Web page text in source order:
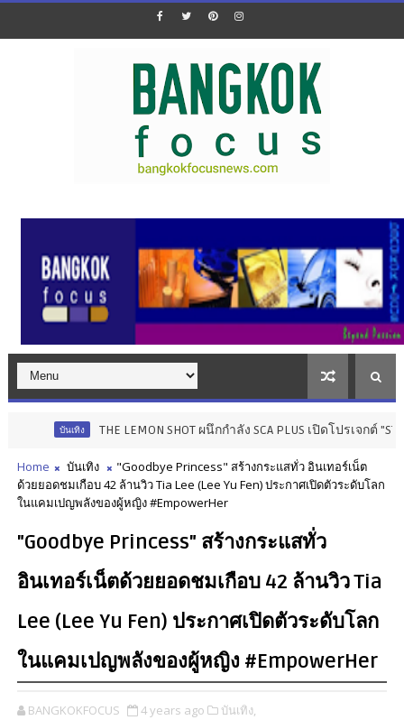
THE LEMON SHOT ผนึกกำลัง SCA PLUS เปิดโปรเจกต์
Home บันเทิง
"Goodbye Princess" สร้างกระแสทั่ว อินเทอร์เน็ต
ด้วยยอดชมเกือบ 42 ล้านวิว Tia Lee (Lee Yu Fen) ประกาศเปิดตัวระดับโลก
ในแคมเปญพลังของผู้หญิง #EmpowerHer
"Goodbye Princess" สร้างกระแสทั่ว
อินเทอร์เน็ตด้วยยอดชมเกือบ 42 ล้านวิว Tia
Lee (Lee Yu Fen) ประกาศเปิดตัวระดับโลก
ในแคมเปญพลังของผู้หญิง #EmpowerHer
BANGKOKFOCUS 4 years ago บันเทิง,